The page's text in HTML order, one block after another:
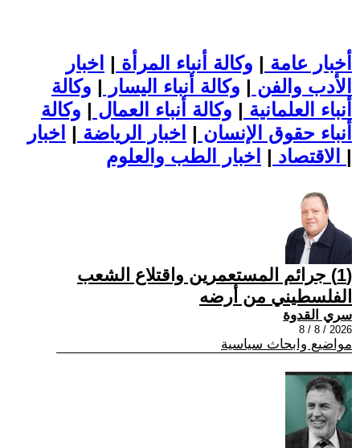
أخبار عامة | وكالة أنباء المرأة | اخبار
الأدب والفن | وكالة أنباء اليسار | وكالة
أنباء العلمانية | وكالة أنباء العمال | وكالة
أنباء حقوق الإنسان | اخبار الرياضة | اخبار
الاقتصاد | |
(1) جرائم المستعمرين واقتلاع الشعب
الفلسطيني من أرضه
سري القدوة
2026 / 8 / 8
مواضيع وابحاث سياسية